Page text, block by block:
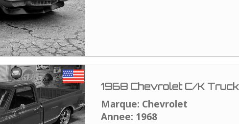
1968 Chevrolet C/K Truck
Marque: Chevrolet
Annee: 1968